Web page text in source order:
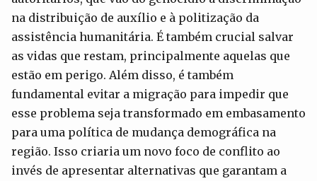
na distribuição de auxílio e à politização da
assistência humanitária. É também crucial salvar
as vidas que restam, principalmente aquelas que
estão em perigo. Além disso, é também
fundamental evitar a migração para impedir que
esse problema seja transformado em embasamento
para uma política de mudança demográfica na
região. Isso criaria um novo foco de conflito ao
invés de apresentar alternativas que garantam a